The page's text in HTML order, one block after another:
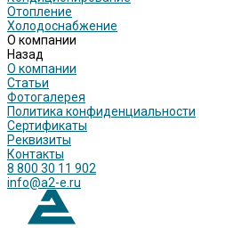
Отопление
Холодоснабжение
О компании
Назад
О компании
Статьи
Фотогалерея
Политика конфиденциальности
Сертификаты
Реквизиты
Контакты
8 800 30 11 902
info@a2-e.ru